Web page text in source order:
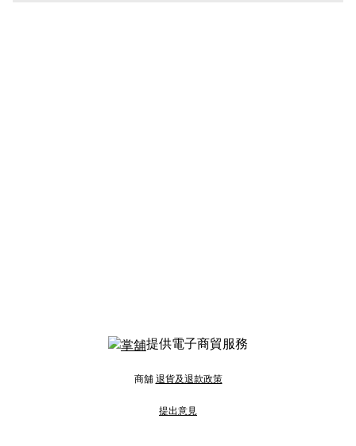
提供電子商貿服務
商舖 退貨及退款政策
提出意見